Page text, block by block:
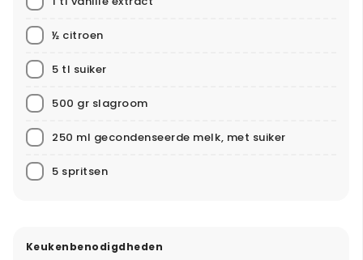
½ citroen
5 tl suiker
500 gr slagroom
250 ml gecondenseerde melk, met suiker
5 spritsen
Keukenbenodigdheden